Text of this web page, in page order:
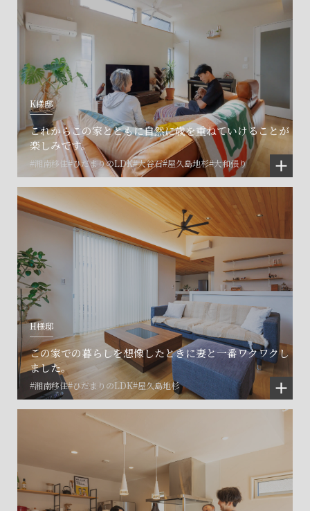
K様邸
これからこの家とともに自然に歳を重ねていけることが
楽しみです。
#湘南移住#ひだまりのLDK#大谷石#屋久島地杉#大和張り
H様邸
この家での暮らしを想像したときに妻と一番ワクワクし
ました。
#湘南移住#ひだまりのLDK#屋久島地杉
関連施設一覧
©SET inc.